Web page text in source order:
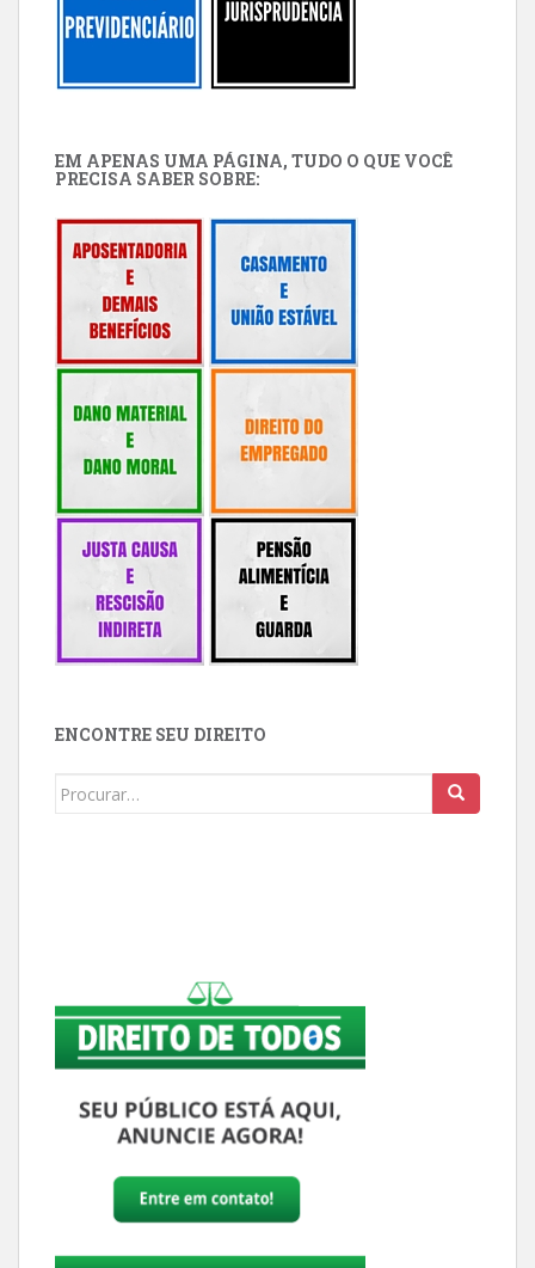
EM APENAS UMA PÁGINA, TUDO O QUE VOCÊ
PRECISA SABER SOBRE:
ENCONTRE SEU DIREITO
Buscar: